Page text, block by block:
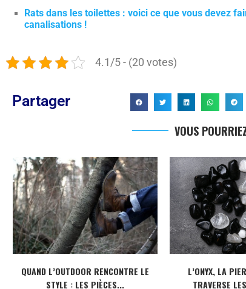
Rats dans les toilettes : voici ce que vous devez
canalisations !
4.1/5 - (20 votes)
Partager
VOUS
QUAND L’OUTDOOR RENCONTRE LE
STYLE : LES PIÈCES...
L’ONYX, LA
TRAVERSE